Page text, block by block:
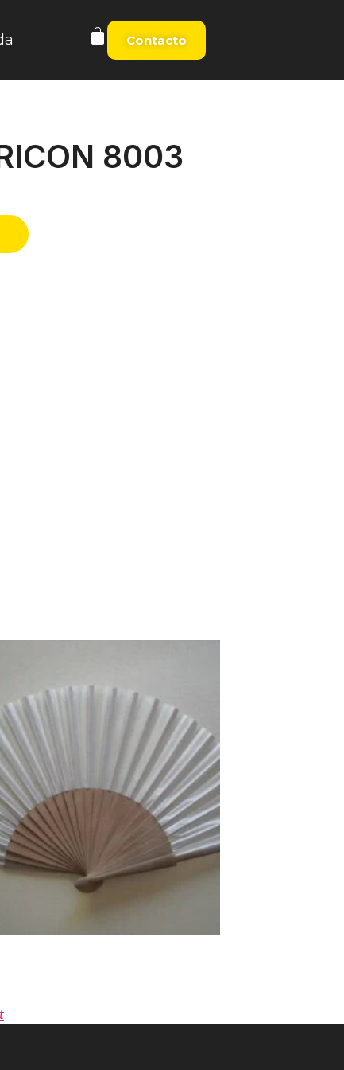
Contacto
8003